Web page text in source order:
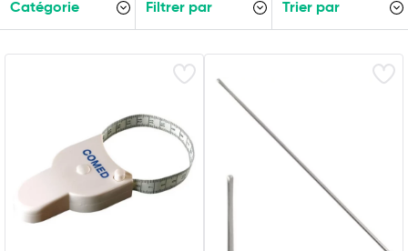
Catégorie Filtrer par Trier par